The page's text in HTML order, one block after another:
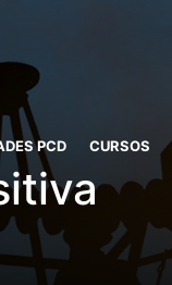
PCD CURSOS